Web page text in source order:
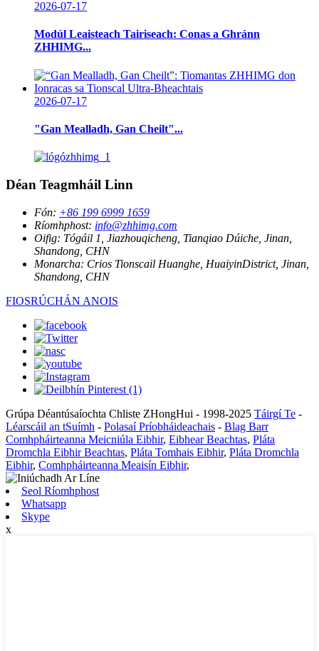
2026-07-17
Modúl Leaisteach Tairiseach: Conas a Ghránn
ZHHIMG...
2026-07-17
"Gan Mealladh, Gan Cheilt"...
Déan Teagmháil Linn
Fón: +86 199 6999 1659
Ríomhphost: info@zhhimg.com
Oifig: Tógáil 1, Jiazhouqicheng, Tianqiao Dúiche, Jinan,
Shandong, CHN
Monarcha: Crios Tionscail Huanghe, HuaiyinDistrict, Jinan,
Shandong, CHN
FIOSRÚCHÁN ANOIS
Grúpa Déantúsaíochta Chliste ZHongHui - 1998-2025 Táirgí Te -
Léarscáil an tSuímh - Polasaí Príobháideachais - Blag Barr
Comhpháirteanna Meicniúla Eibhir, Eibhear Beachtas, Pláta
Dromchla Eibhir Beachtas, Pláta Tomhais Eibhir, Pláta Dromchla
Eibhir, Comhpháirteanna Meaisín Eibhir,
Seol Ríomhphost
Whatsapp
Skype
x